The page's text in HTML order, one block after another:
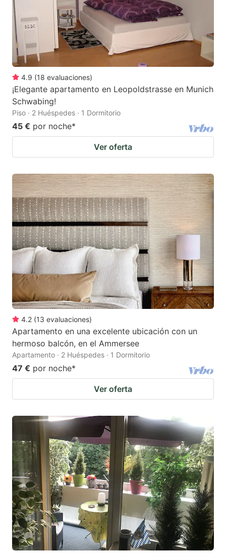
4.9 (18 evaluaciones)
¡Elegante apartamento en Leopoldstrasse en Munich
Schwabing!
Piso · 2 Huéspedes · 1 Dormitorio
45 € por noche*
Ver oferta
4.2 (13 evaluaciones)
Apartamento en una excelente ubicación con un
hermoso balcón, en el Ammersee
Apartamento · 2 Huéspedes · 1 Dormitorio
47 € por noche*
Ver oferta